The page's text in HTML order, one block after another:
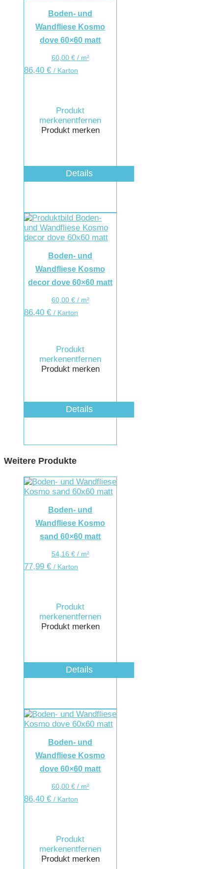
Boden- und
Wandfliese Kosmo
dove 60×60 matt
60,00 €/ m²
86,40 € / Karton
Produkt
merkenentfernen
Produkt merken
Details
Boden- und
Wandfliese Kosmo
decor dove 60×60 matt
60,00 €/ m²
86,40 € / Karton
Produkt
merkenentfernen
Produkt merken
Details
Weitere Produkte
Boden- und
Wandfliese Kosmo
sand 60×60 matt
54,16 €/ m²
77,99 € / Karton
Produkt
merkenentfernen
Produkt merken
Details
Boden- und
Wandfliese Kosmo
dove 60×60 matt
60,00 €/ m²
86,40 € / Karton
Produkt
merkenentfernen
Produkt merken